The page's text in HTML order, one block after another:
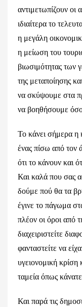
αντιμετωπίζουν οι
ιδιαίτερα το
η μεγάλη
η μείωση του
βιωσιμότητας των
της μεταποίησης
να σκύψουμε στα
να βοηθήσουμε
Το κάνει σήμερα η
ένας πίσω από τον
ότι το κάνουν και
Και καλά που σας
δούμε πού θα τα
έγινε το πάγωμα
πλέον οι όροι από
διαχειριστείτε
φανταστείτε να
υγειονομική κρίση
ταμεία όπως
Και παρά τις